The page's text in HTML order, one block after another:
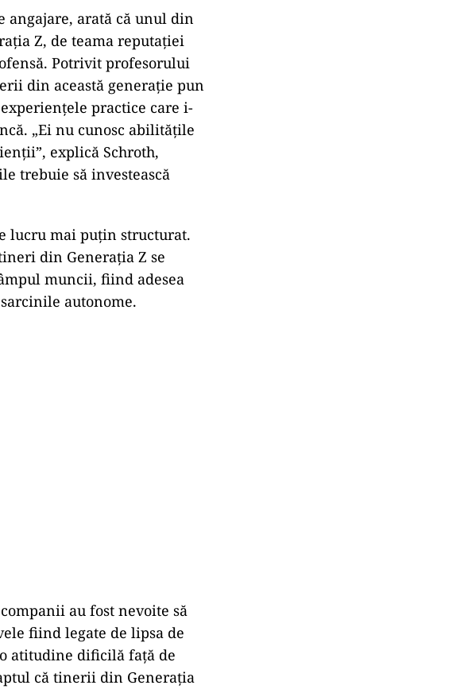
angajare, arată că unul din
Z, de teama reputației
Potrivit profesorului
din această generație pun
practice care i-
„Ei nu cunosc abilitățile
explică Schroth,
trebuie să investească
lucru mai puțin structurat.
din Generația Z se
muncii, fiind adesea
autonome.
au fost nevoite să
fiind legate de lipsa de
atitudine dificilă față de
că tinerii din Generația